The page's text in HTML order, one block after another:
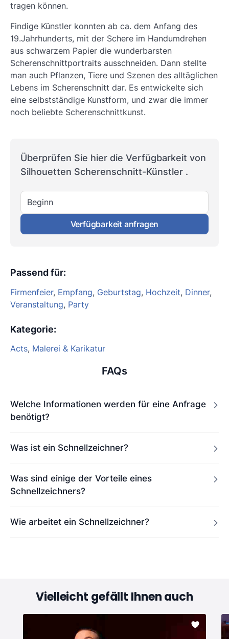
tragen können.
Findige Künstler konnten ab ca. dem Anfang des
19.Jahrhunderts, mit der Schere im Handumdrehen
aus schwarzem Papier die wunderbarsten
Scherenschnittportraits ausschneiden. Dann stellte
man auch Pflanzen, Tiere und Szenen des alltäglichen
Lebens im Scherenschnitt dar. Es entwickelte sich
eine selbstständige Kunstform, und zwar die immer
noch beliebte Scherenschnittkunst.
Überprüfen Sie hier die Verfügbarkeit von
Silhouetten Scherenschnitt-Künstler .
Beginn
Verfügbarkeit anfragen
Passend für:
Firmenfeier, Empfang, Geburtstag, Hochzeit, Dinner,
Veranstaltung, Party
Kategorie:
Acts, Malerei & Karikatur
FAQs
Welche Informationen werden für eine Anfrage
benötigt?
Was ist ein Schnellzeichner?
Was sind einige der Vorteile eines
Schnellzeichners?
Wie arbeitet ein Schnellzeichner?
Vielleicht gefällt Ihnen auch